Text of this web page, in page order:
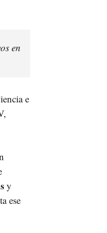
en
e
y
ese